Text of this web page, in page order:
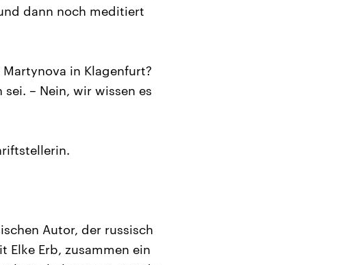
dann noch meditiert
in Klagenfurt?
– Nein, wir wissen es
Autor, der russisch
Elke Erb, zusammen ein